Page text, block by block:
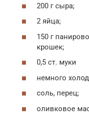
200 г сыра;
2 яйца;
150 г
крошек;
0,5 ст. муки
немного
соль, перец;
оливковое